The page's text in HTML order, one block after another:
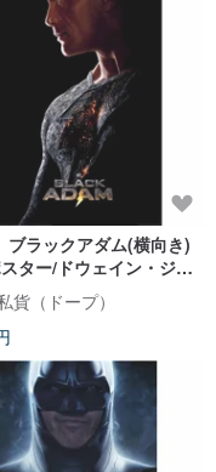
ブラックアダム(横向き)
ター/ドウェイン・ジョ
ラックアダム/ザ・ロッ
貨（ドープ）